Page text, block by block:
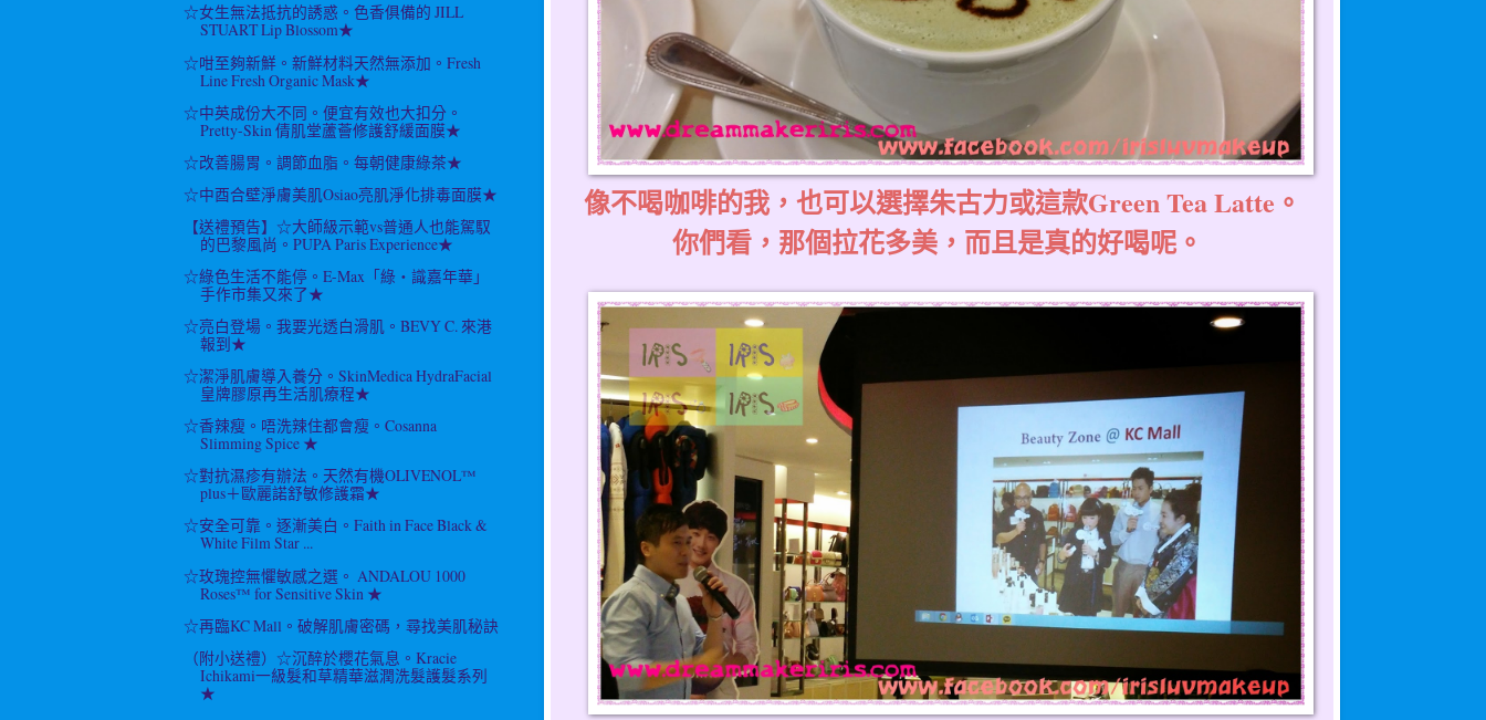
像不喝咖啡的我，也可以選擇朱古力或這款Green Tea Latte。
你們看，那個拉花多美，而且是真的好喝呢。
☆女生無法抵抗的誘惑。色香俱備的 JILL
STUART Lip Blossom★
☆咁至夠新鮮。新鮮材料天然無添加。Fresh
Line Fresh Organic Mask★
☆中英成份大不同。便宜有效也大扣分。
Pretty-Skin 倩肌堂蘆薈修護舒緩面膜★
☆改善腸胃。調節血脂。每朝健康綠茶★
☆中酉合壁淨膚美肌Osiao亮肌淨化排毒面膜★
【送禮預告】☆大師級示範vs普通人也能駕馭
的巴黎風尚。PUPA Paris Experience★
☆綠色生活不能停。E-Max「綠‧識嘉年華」
手作市集又來了★
☆亮白登場。我要光透白滑肌。BEVY C. 來港
報到★
☆潔淨肌膚導入養分。SkinMedica HydraFacial
皇牌膠原再生活肌療程★
☆香辣瘦。唔洗辣住都會瘦。Cosanna
Slimming Spice ★
☆對抗濕疹有辦法。天然有機OLIVENOL™
plus＋歐麗諾舒敏修護霜★
☆安全可靠。逐漸美白。Faith in Face Black &
White Film Star ...
☆玫瑰控無懼敏感之選。 ANDALOU 1000
Roses™ for Sensitive Skin ★
☆再臨KC Mall。破解肌膚密碼，尋找美肌秘訣
（附小送禮）☆沉醉於櫻花氣息。Kracie
Ichikami一級髮和草精華滋潤洗髮護髮系列
★